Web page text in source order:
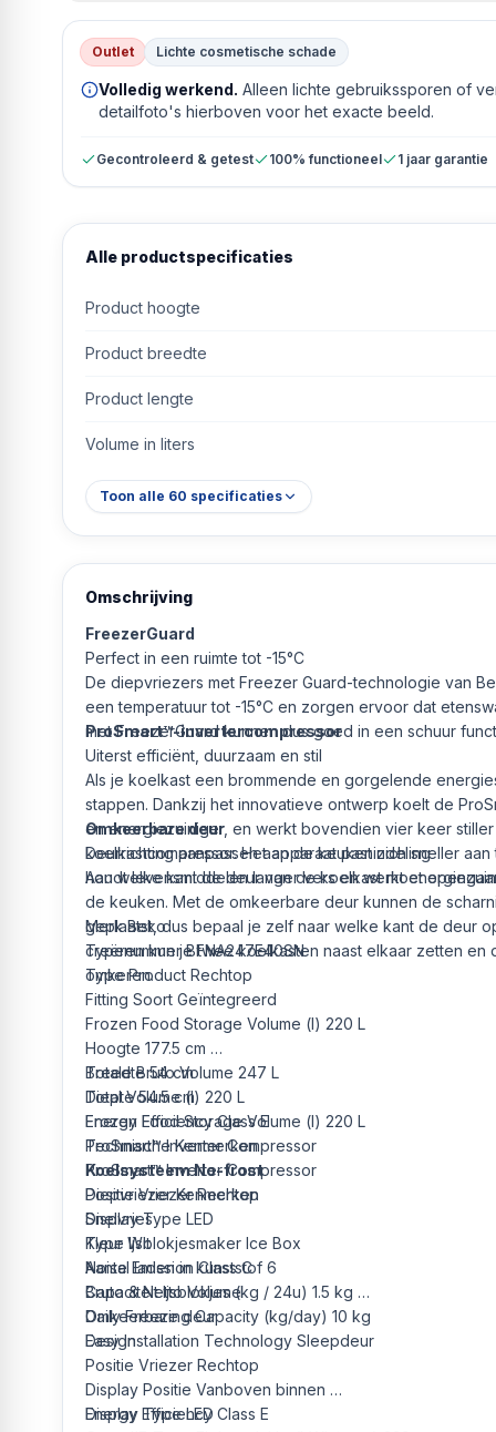
Outlet Lichte cosmetische schade
Volledig werkend. Alleen lichte gebruikssporen of
detailfoto's hierboven voor het exacte beeld.
Gecontroleerd & getest 100% functioneel 1 jaar garantie
Alle productspecificaties
Product hoogte
Product breedte
Product lengte
Volume in liters
Toon alle 60 specificaties
Omschrijving
FreezerGuard
Perfect in een ruimte tot -15°C
De diepvriezers met Freezer Guard-technologie van
een temperatuur tot -15°C en zorgen ervoor dat
met FreezerGuard kunnen dus goed in een schuur
ProSmart™-invertercompressor
Uiterst efficiënt, duurzaam en stil
Als je koelkast een brommende en gorgelende
stappen. Dankzij het innovatieve ontwerp koelt de
en energiezuiniger, en werkt bovendien vier keer
koelkastcompressor. Het apparaat past zich sneller aan
houdt levensmiddelen langer vers en werkt
Omkeerbare deur
Deurrichting aanpassen aan de keukenindeling
Aan welke kant de deur van de koelkast moet
de keuken. Met de omkeerbare deur kunnen de
geplaatst, dus bepaal je zelf naar welke kant de deur
creëren kun je twee koelkasten naast elkaar zetten en
omkeren.
Merk Beko
Typenummer BFNA247E40SN
Type Product Rechtop
Fitting Soort Geïntegreerd
Frozen Food Storage Volume (l) 220 L
Hoogte 177.5 cm
Breedte 54 cm
Diepte 54.5 cm
Energy Efficiency Class E
ProSmart™ Inverter Compressor
Koelsysteem No-frost
Positie Vriezer Rechtop
Display Type LED
Kleur Wit
Noise Emission Class C
Bruto & Netto Volume
Totale Bruto Volume 247 L
Total Volume (l) 220 L
Frozen Food Storage Volume (l) 220 L
Technische Kenmerken
ProSmart™ Inverter Compressor
Diepvriezer Kenmerken
Snelvries
Type Ijsblokjesmaker Ice Box
Aantal laden in kunststof 6
Capaciteit Ijsblokjes (kg / 24u) 1.5 kg
Daily Freezing Capacity (kg/day) 10 kg
Design
Omkeerbare deur
Easy Installation Technology Sleepdeur
Positie Vriezer Rechtop
Display Positie Vanboven binnen
Display Type LED
Energy Efficiency Class E